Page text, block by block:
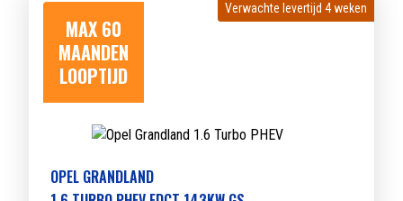
MAX 60
MAANDEN
LOOPTIJD
Verwachte levertijd 4 weken
Verwachte levertijd 4 weken
OPEL GRANDLAND